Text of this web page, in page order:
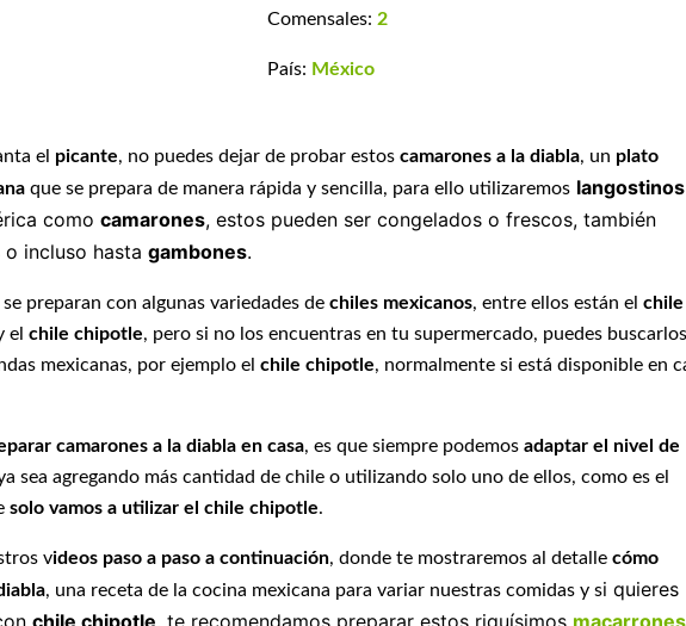
Comensales: 2
País: México
el picante, no puedes dejar de probar estos camarones a la diabla, un plato
que se prepara de manera rápida y sencilla, para ello utilizaremos langostinos
como camarones, estos pueden ser congelados o frescos, también
o incluso hasta gambones.
preparan con algunas variedades de chiles mexicanos, entre ellos están el chile
el chile chipotle, pero si no los encuentras en tu supermercado, puedes buscarlos
mexicanas, por ejemplo el chile chipotle, normalmente si está disponible en
camarones a la diabla en casa, es que siempre podemos adaptar el nivel de
sea agregando más cantidad de chile o utilizando solo uno de ellos, como es el
solo vamos a utilizar el chile chipotle.
videos paso a paso a continuación, donde te mostraremos al detalle cómo
, una receta de la cocina mexicana para variar nuestras comidas y si quieres